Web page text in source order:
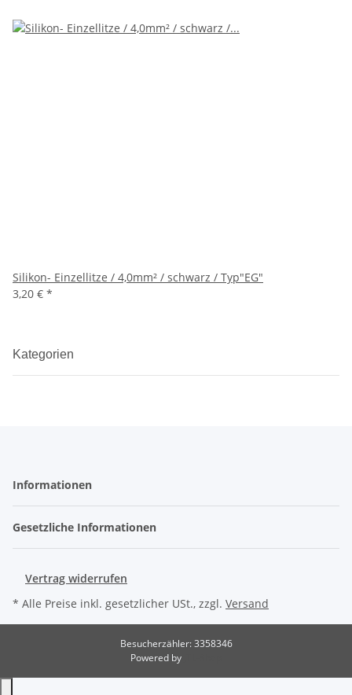
Silikon- Einzellitze / 4,0mm² / schwarz / Typ"EG"
3,20 € *
Kategorien
Informationen
Gesetzliche Informationen
Vertrag widerrufen
* Alle Preise inkl. gesetzlicher USt., zzgl. Versand
Besucherzähler: 3358346
Powered by